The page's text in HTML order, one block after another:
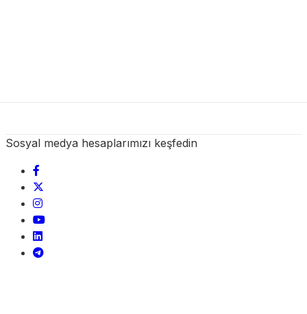
Sosyal medya hesaplarımızı keşfedin